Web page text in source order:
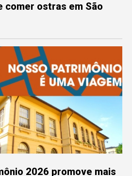
comer ostras em São
2026 promove mais